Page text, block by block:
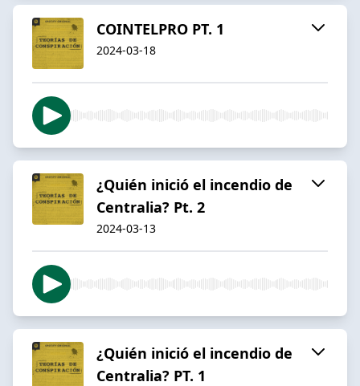
COINTELPRO PT. 1
2024-03-18
¿Quién inició el incendio de
Centralia? Pt. 2
2024-03-13
¿Quién inició el incendio de
Centralia? PT. 1